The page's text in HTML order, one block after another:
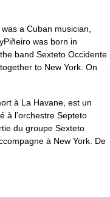
a Cuban musician,
was born in
band Sexteto Occidente
to New York. On
à La Havane, est un
à l’orchestre Septeto
du groupe Sexteto
à New York. De